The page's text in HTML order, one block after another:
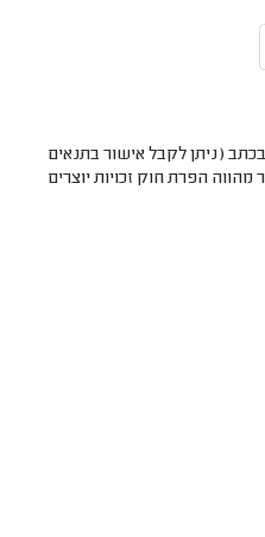
(ניתן לקבל אישור בתנאים
הפרת חוק זכויות יוצרים